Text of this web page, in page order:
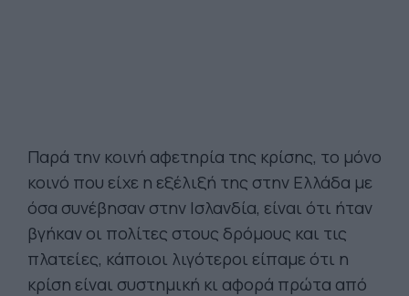
Παρά την κοινή αφετηρία της κρίσης, το μόνο
κοινό που είχε η εξέλιξή της στην Ελλάδα με
όσα συνέβησαν στην Ισλανδία, είναι ότι ήταν
βγήκαν οι πολίτες στους δρόμους και τις
πλατείες, κάποιοι λιγότεροι είπαμε ότι η
κρίση είναι συστημική κι αφορά πρώτα από